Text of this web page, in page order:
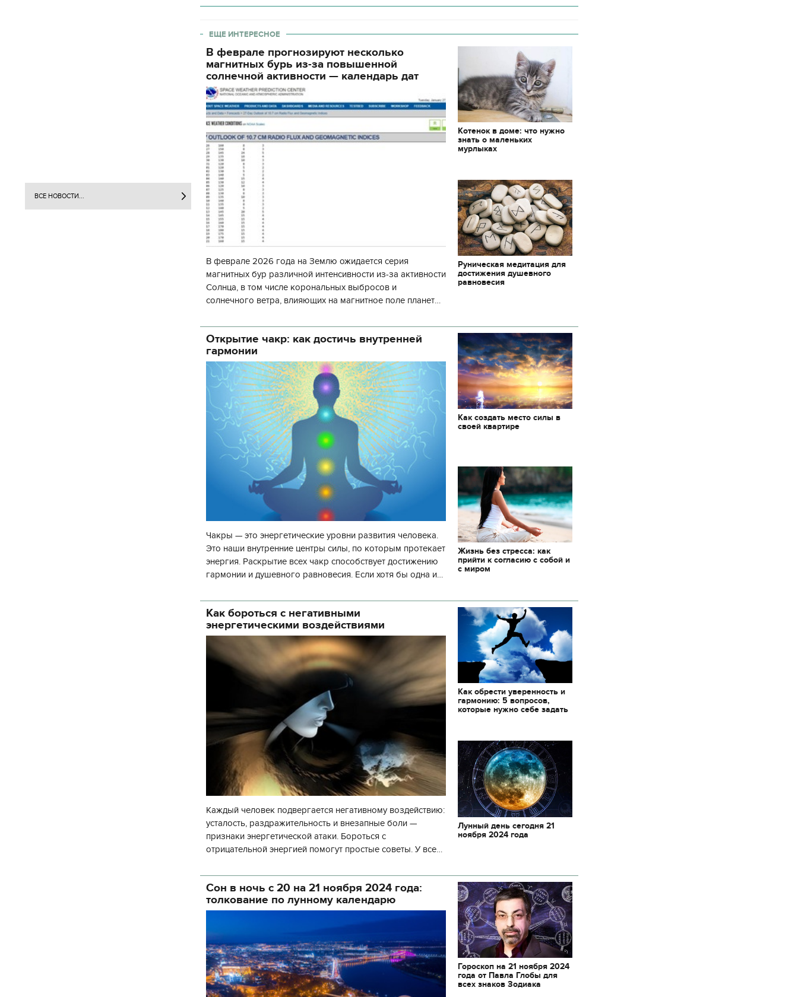
ВСЕ НОВОСТИ...
ЕЩЕ ИНТЕРЕСНОЕ
В феврале прогнозируют несколько
магнитных бурь из-за повышенной
солнечной активности — календарь дат
В феврале 2026 года на Землю ожидается серия
магнитных бур различной интенсивности из-за активности
Солнца, в том числе корональных выбросов и
солнечного ветра, влияющих на магнитное поле планеты.
об
Котенок в доме: что нужно
знать о маленьких
мурлыках
Руническая медитация для
достижения душевного
равновесия
Открытие чакр: как достичь внутренней
гармонии
Чакры — это энергетические уровни развития человека.
Это наши внутренние центры силы, по которым протекает
энергия. Раскрытие всех чакр способствует достижению
гармонии и душевного равновесия. Если хотя бы одна и
Как создать место силы в
своей квартире
Жизнь без стресса: как
прийти к согласию с собой и
с миром
Как бороться с негативными
энергетическими воздействиями
Каждый человек подвергается негативному воздействию:
усталость, раздражительность и внезапные боли —
признаки энергетической атаки. Бороться с
отрицательной энергией помогут простые советы. У всех
Как обрести уверенность и
гармонию: 5 вопросов,
которые нужно себе задать
Лунный день сегодня 21
ноября 2024 года
Сон в ночь с 20 на 21 ноября 2024 года:
толкование по лунному календарю
Гороскоп на 21 ноября 2024
года от Павла Глобы для
всех знаков Зодиака